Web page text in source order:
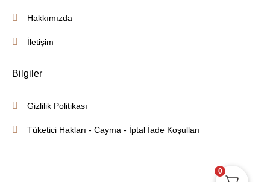
Hakkımızda
İletişim
Bilgiler
Gizlilik Politikası
Tüketici Hakları - Cayma - İptal İade Koşulları
0